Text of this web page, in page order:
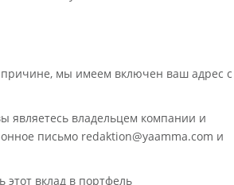
мы имеем включен ваш адрес с
являетесь владельцем компании и
письмо redaktion@yaamma.com и
вклад в портфель